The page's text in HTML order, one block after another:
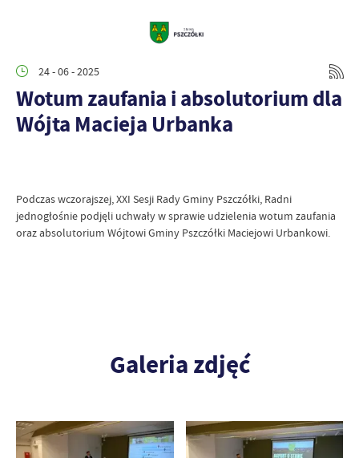
24 - 06 - 2025
Wotum zaufania i absolutorium dla
Wójta Macieja Urbanka
Podczas wczorajszej, XXI Sesji Rady Gminy Pszczółki, Radni
jednogłośnie podjęli uchwały w sprawie udzielenia wotum zaufania
oraz absolutorium Wójtowi Gminy Pszczółki Maciejowi Urbankowi.
Galeria zdjęć